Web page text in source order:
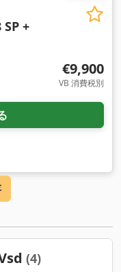
SP +
€9,900
VB 消費税別
(4)